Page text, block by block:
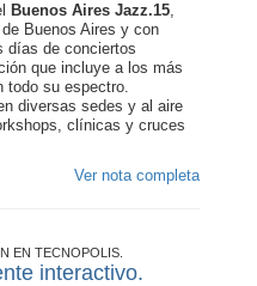
Buenos Aires Jazz.15,
Buenos Aires y con
días de conciertos
que incluye a los más
todo su espectro.
diversas sedes y al aire
clínicas y cruces
Ver nota completa
EN TECNOPOLIS.
interactivo.